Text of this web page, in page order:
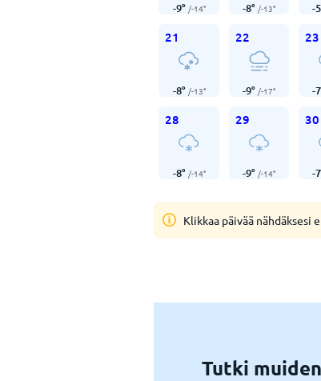
-9° /-14° -8° /-13° -5
21
-8° /-13°
22
-9° /-17°
23
-7
28
-8° /-14°
29
-9° /-14°
30
-7
Klikkaa päivää
Tutki